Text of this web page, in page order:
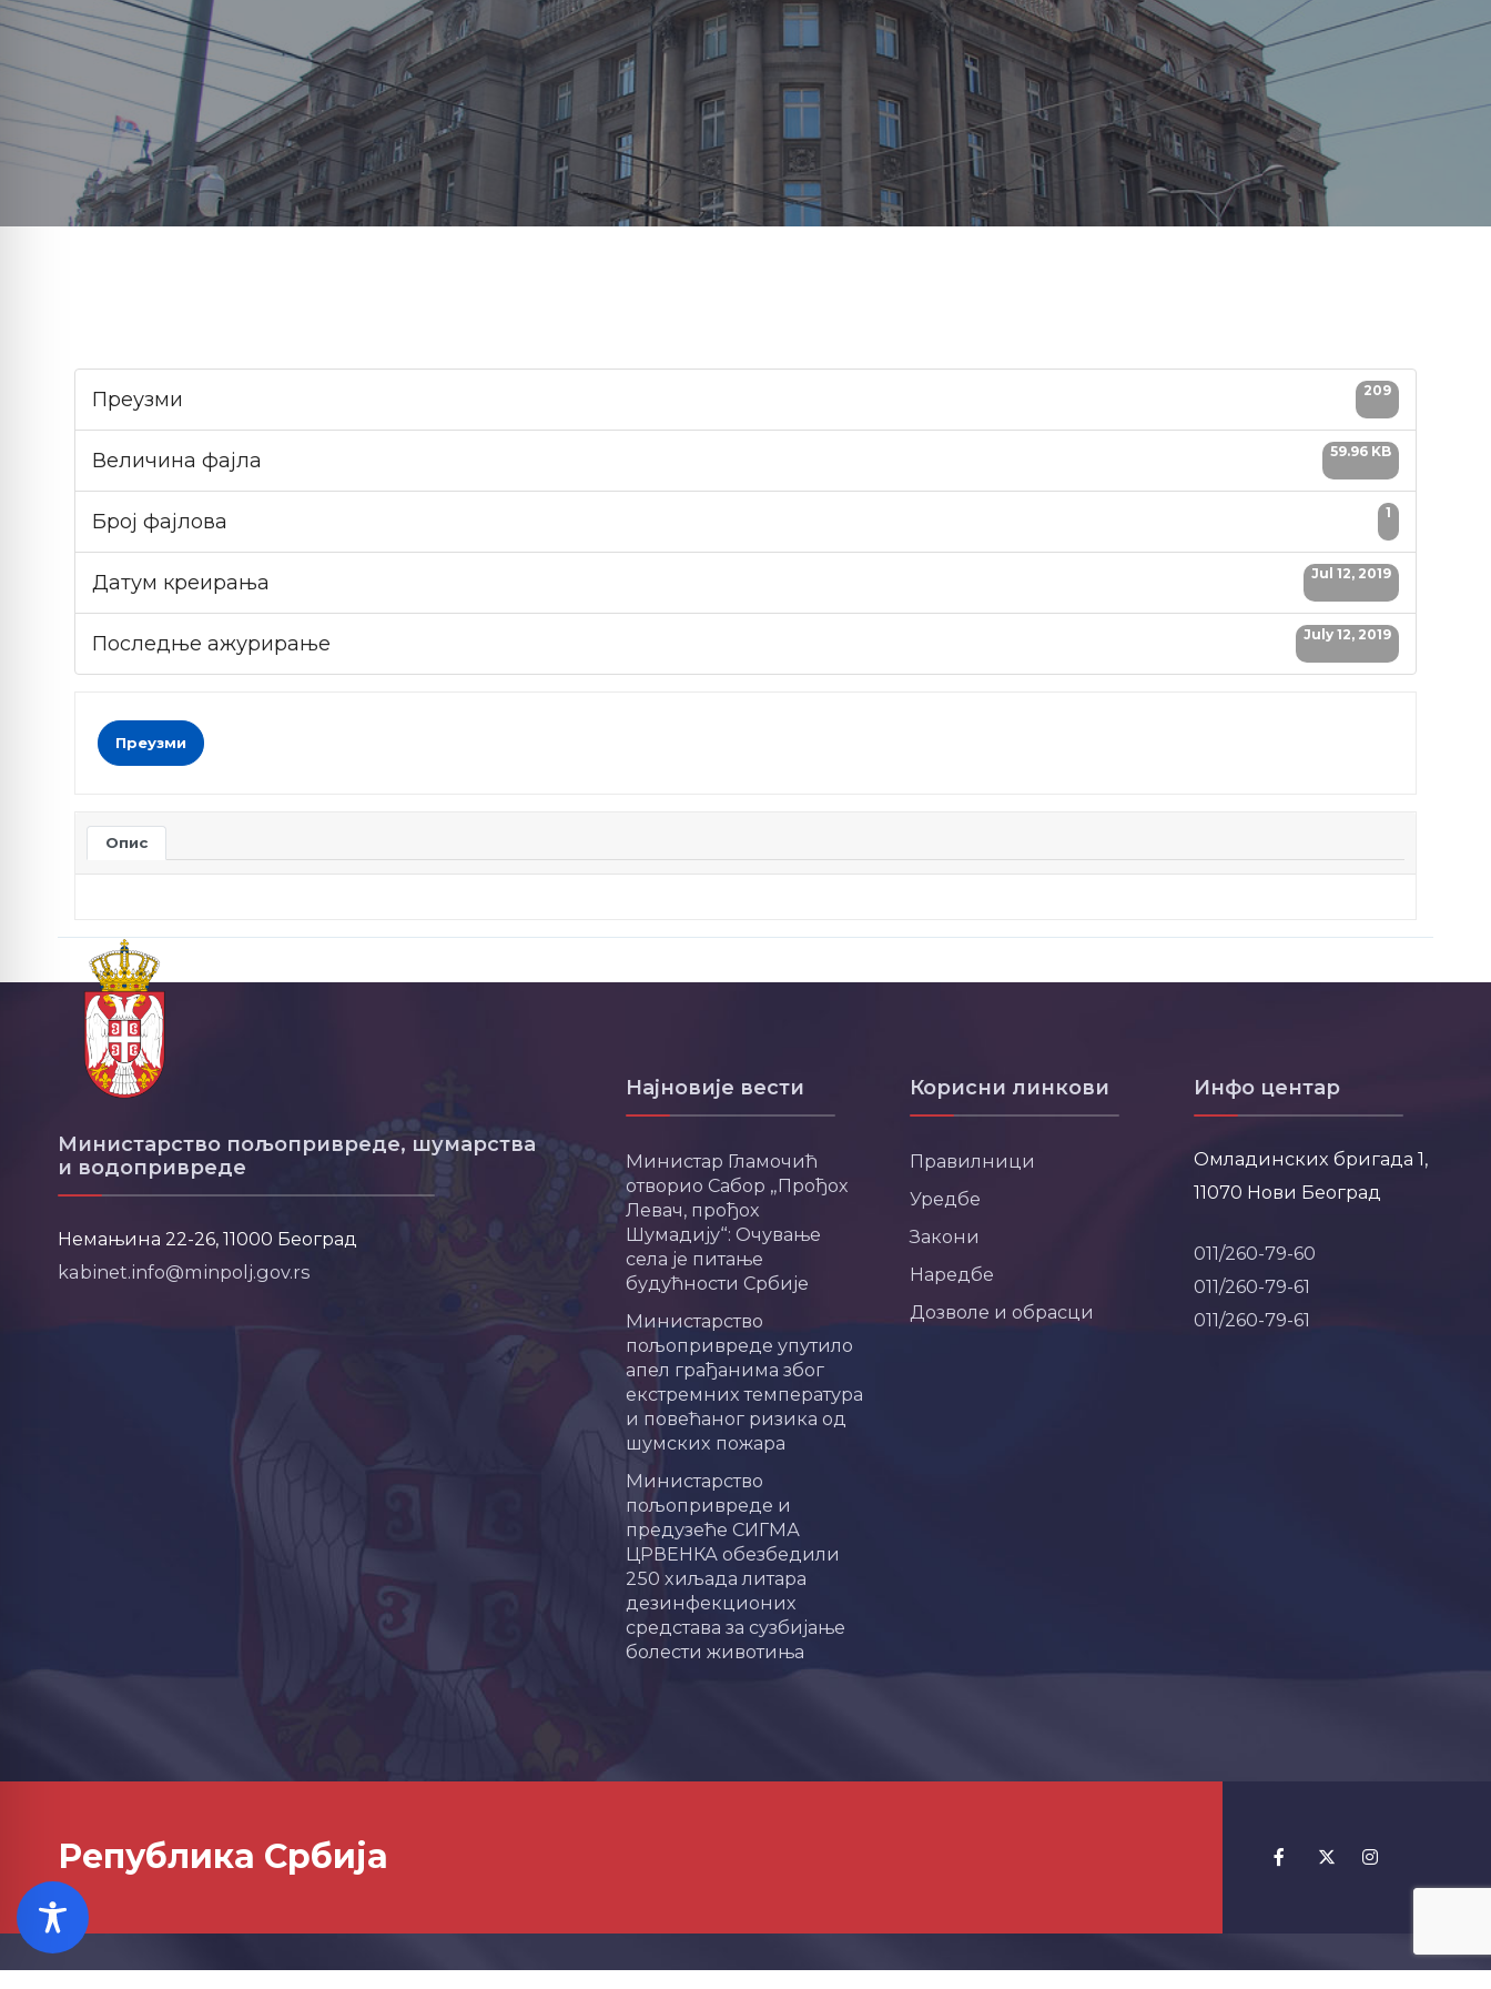
Преузми 209
Величина фајла 59.96 KB
Број фајлова 1
Датум креирања Jul 12, 2019
Последње ажурирање July 12, 2019
Преузми
Опис
Министарство пољопривреде, шумарства
и водопривреде
Немањина 22-26, 11000 Београд
kabinet.info@minpolj.gov.rs
Најновије вести
Министар Гламочић
отворио Сабор „Прођох
Левач, прођох
Шумадију“: Очување
села је питање
будућности Србије
Министарство
пољопривреде упутило
апел грађанима због
екстремних температура
и повећаног ризика од
шумских пожара
Министарство
пољопривреде и
предузеће СИГМА
ЦРВЕНКА обезбедили
250 хиљада литара
дезинфекционих
средстава за сузбијање
болести животиња
Корисни линкови
Правилници
Уредбе
Закони
Наредбе
Дозволе и обрасци
Инфо центар
Омладинских бригада 1,
11070 Нови Београд
011/260-79-60
011/260-79-61
011/260-79-61
Република Србија